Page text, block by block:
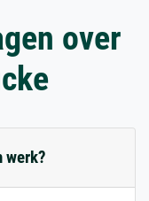
over
werk?